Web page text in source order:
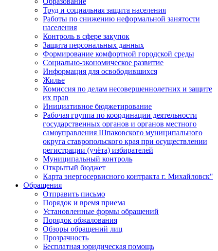
Труд и социальная защита населения
Работы по снижению неформальной занятости
населения
Контроль в сфере закупок
Защита персональных данных
Формирование комфортной городской среды
Социально-экономическое развитие
Информация для освободившихся
Жилье
Комиссия по делам несовершеннолетних и защите
их прав
Инициативное бюджетирование
Рабочая группа по координации деятельности
государственных органов и органов местного
самоуправления Шпаковского муниципального
округа ставропольского края при осуществлении
регистрации (учёта) избирателей
Муниципальный контроль
Открытый бюджет
Карта энергосервисного контракта г. Михайловск"
Обращения
Отправить письмо
Порядок и время приема
Установленные формы обращений
Порядок обжалования
Обзоры обращений лиц
Прозрачность
Бесплатная юридическая помощь